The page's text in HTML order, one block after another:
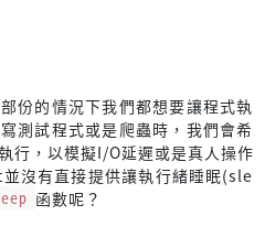
份的情況下我們都想要讓程式執
測試程式或是爬蟲時，我們會希
行，以模擬I/O延遲或是真人操作
沒有直接提供讓執行緒睡眠(sle
函數呢？